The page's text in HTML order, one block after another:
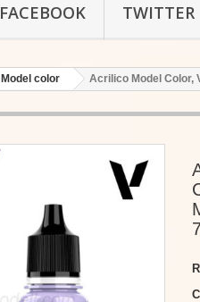
FACEBOOK TWITTER
Model color Acrilico Model Color,